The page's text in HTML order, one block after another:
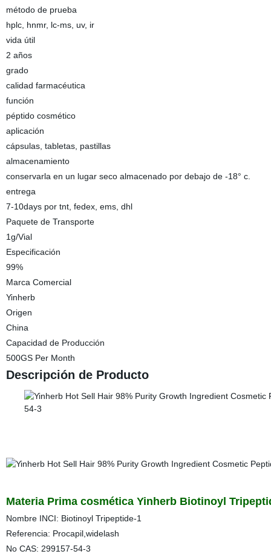
método de prueba
hplc, hnmr, lc-ms, uv, ir
vida útil
2 años
grado
calidad farmacéutica
función
péptido cosmético
aplicación
cápsulas, tabletas, pastillas
almacenamiento
conservarla en un lugar seco almacenado por debajo de -18° c.
entrega
7-10days por tnt, fedex, ems, dhl
Paquete de Transporte
1g/Vial
Especificación
99%
Marca Comercial
Yinherb
Origen
China
Capacidad de Producción
500GS Per Month
Descripción de Producto
Materia Prima cosmética Yinherb Biotinoyl
Nombre INCI: Biotinoyl Tripeptide-1
Referencia: Procapil,widelash
No CAS: 299157-54-3